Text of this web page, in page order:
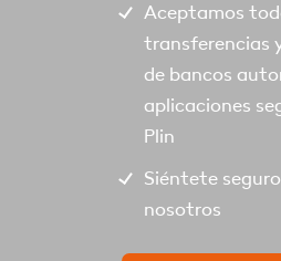
Aceptamos
transferencias
de bancos
aplicaciones
Plin
Siéntete
nosotros